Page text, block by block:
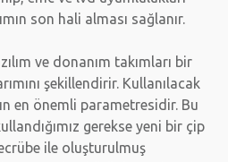
son hali alması sağlanır.
ve donanım takımları bir
şekillendirir. Kullanılacak
en önemli parametresidir. Bu
gerekse yeni bir çip
ile oluşturulmuş